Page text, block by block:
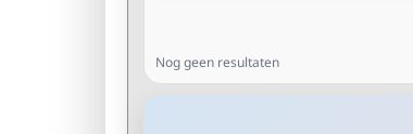
Nog geen resultaten